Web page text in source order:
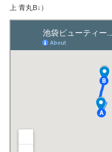
上 青丸B↓）